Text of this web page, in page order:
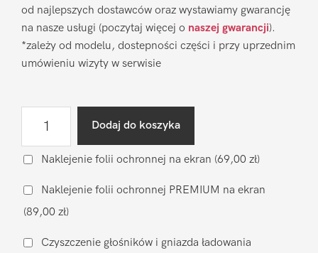
od najlepszych dostawców oraz wystawiamy gwarancję
na nasze usługi (poczytaj więcej o naszej gwarancji).
*zależy od modelu, dostepności części i przy uprzednim
umówieniu wizyty w serwisie
mikrofonu
Moto
E7
Plus
Dodaj do koszyka
Naklejenie folii ochronnej na ekran (69,00 zł)
Naklejenie folii ochronnej PREMIUM na ekran
(89,00 zł)
Czyszczenie głośników i gniazda ładowania